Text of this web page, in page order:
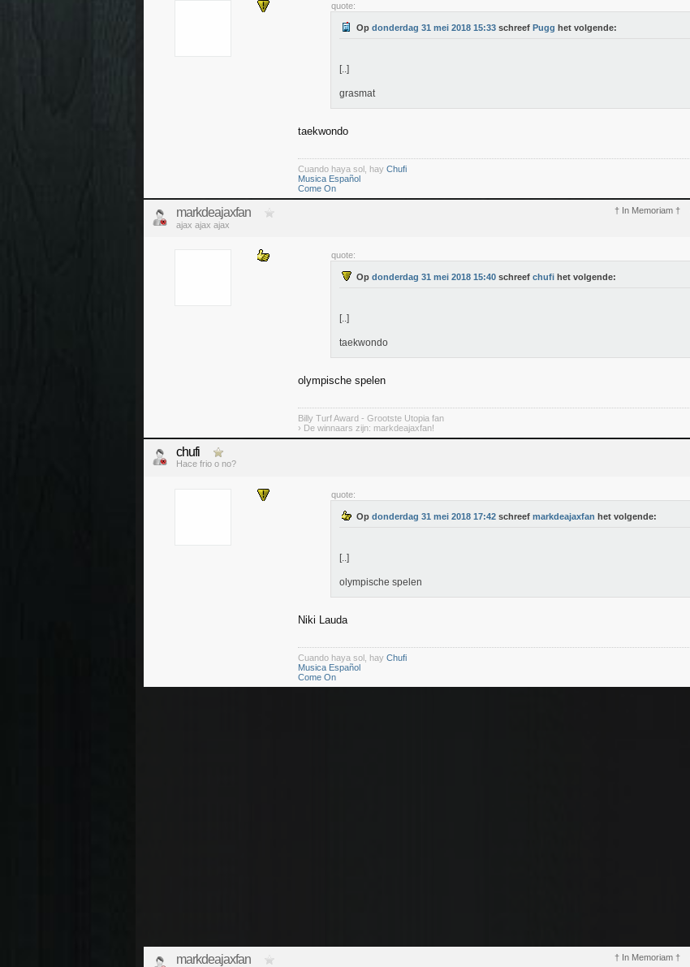
quote:
Op donderdag 31 mei 2018 15:33 schreef Pugg het volgende:
[..]
grasmat
taekwondo
Cuando haya sol, hay Chufi
Musica Español
Come On
† In Memoriam †
markdeajaxfan
ajax ajax ajax
quote:
Op donderdag 31 mei 2018 15:40 schreef chufi het volgende:
[..]
taekwondo
olympische spelen
Billy Turf Award - Grootste Utopia fan
› De winnaars zijn: markdeajaxfan!
chufi
Hace frio o no?
quote:
Op donderdag 31 mei 2018 17:42 schreef markdeajaxfan het volgende:
[..]
olympische spelen
Niki Lauda
Cuando haya sol, hay Chufi
Musica Español
Come On
† In Memoriam †
markdeajaxfan